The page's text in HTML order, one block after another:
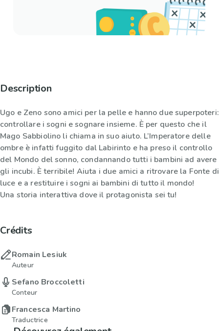
Description
Ugo e Zeno sono amici per la pelle e hanno due superpoteri:
controllare i sogni e sognare insieme. È per questo che il
Mago Sabbiolino li chiama in suo aiuto. L’Imperatore delle
ombre è infatti fuggito dal Labirinto e ha preso il controllo
del Mondo del sonno, condannando tutti i bambini ad avere
gli incubi. È terribile! Aiuta i due amici a ritrovare la Fonte di
luce e a restituire i sogni ai bambini di tutto il mondo!
Una storia interattiva dove il protagonista sei tu!
Crédits
Romain Lesiuk
Auteur
Sefano Broccoletti
Conteur
Francesca Martino
Traductrice